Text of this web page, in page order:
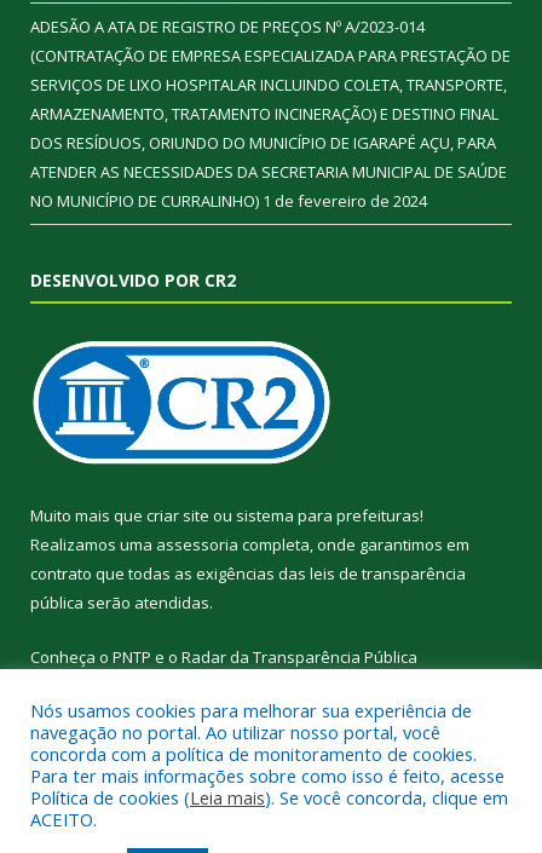
ADESÃO A ATA DE REGISTRO DE PREÇOS Nº A/2023-014
(CONTRATAÇÃO DE EMPRESA ESPECIALIZADA PARA PRESTAÇÃO DE
SERVIÇOS DE LIXO HOSPITALAR INCLUINDO COLETA, TRANSPORTE,
ARMAZENAMENTO, TRATAMENTO INCINERAÇÃO) E DESTINO FINAL
DOS RESÍDUOS, ORIUNDO DO MUNICÍPIO DE IGARAPÉ AÇU, PARA
ATENDER AS NECESSIDADES DA SECRETARIA MUNICIPAL DE SAÚDE
NO MUNICÍPIO DE CURRALINHO) 1 de fevereiro de 2024
DESENVOLVIDO POR CR2
Muito mais que criar site ou sistema para prefeituras!
Realizamos uma assessoria completa, onde garantimos em
contrato que todas as exigências das leis de transparência
pública serão atendidas.
Conheça o PNTP e o Radar da Transparência Pública
Todos os direitos reservados a Prefeitura Municipal de
Curralinho.
Nós usamos cookies para melhorar sua experiência de
navegação no portal. Ao utilizar nosso portal, você
concorda com a política de monitoramento de cookies.
Para ter mais informações sobre como isso é feito, acesse
Política de cookies (Leia mais). Se você concorda, clique em
ACEITO.